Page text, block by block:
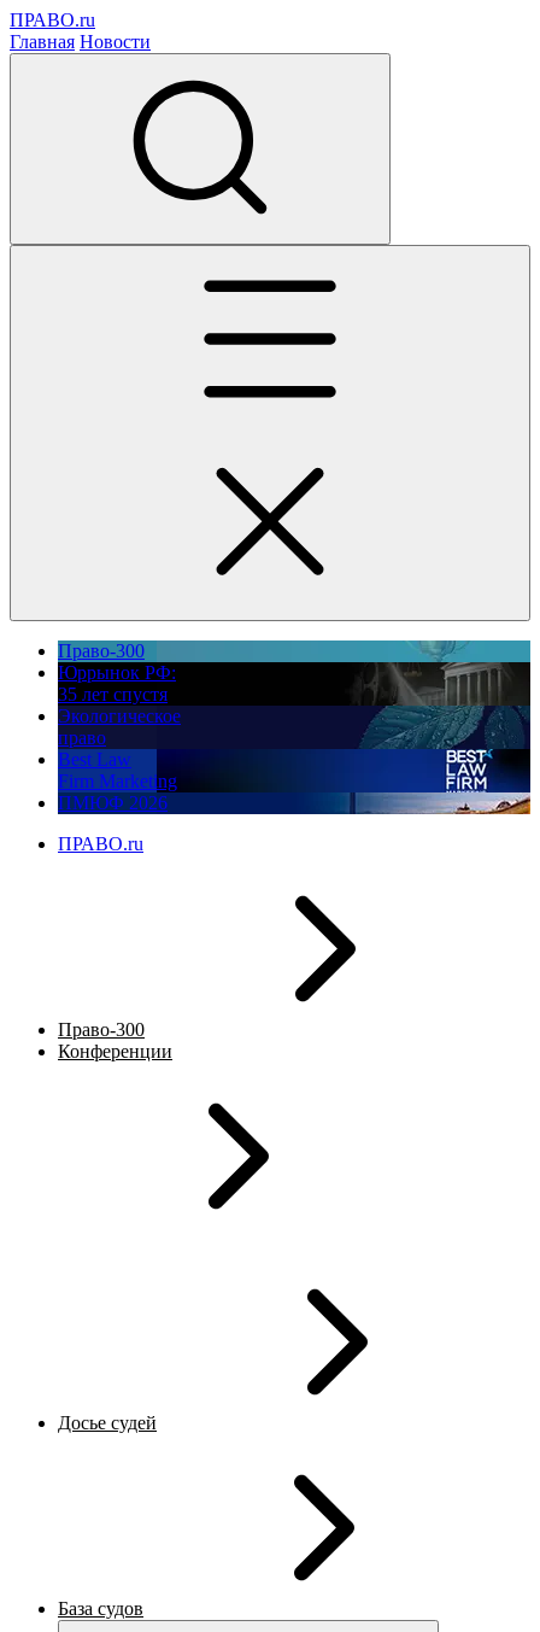
ПРАВО.ru
Главная Новости
Право-300
Юррынок РФ:
35 лет спустя
Экологическое
право
Best Law
Firm Marketing
ПМЮФ 2026
ПРАВО.ru
Право-300
Конференции
Досье судей
База судов